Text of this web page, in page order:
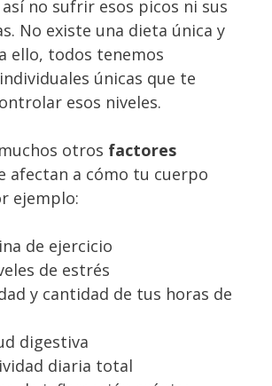
no sufrir esos picos ni sus
No existe una dieta única y
ello, todos tenemos
únicas que te
esos niveles.
otros factores
afectan a cómo tu cuerpo
ejemplo:
de ejercicio
de estrés
y cantidad de tus horas de
digestiva
diaria total